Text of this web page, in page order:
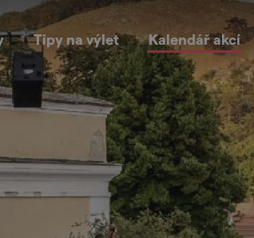
Tipy na výlet Kalendář akcí